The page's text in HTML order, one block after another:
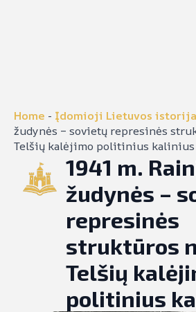
Home - Įdomioji Lietuvos istorija
žudynės – sovietų represinės
Telšių kalėjimo politinius kalinius
1941 m.
žudynės –
represinės
struktūros
Telšių
politinius